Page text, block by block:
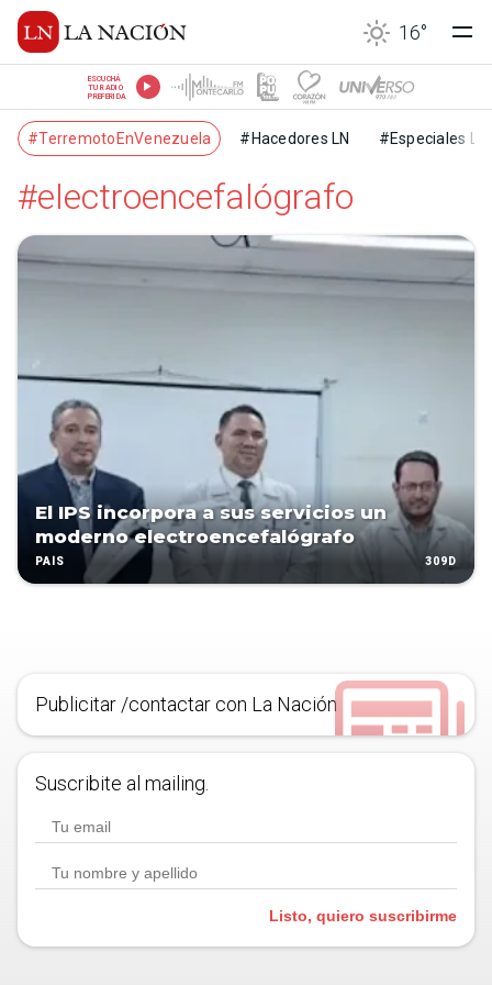
16°
ESCUCHÁ
TU RADIO
PREFERIDA
#TerremotoEnVenezuela #Hacedores LN #Especiales LN
#electroencefalógrafo
El IPS incorpora a sus servicios un
moderno electroencefalógrafo
PAÍS 309D
Publicitar /contactar con La Nación
Suscribite al mailing.
Listo, quiero suscribirme